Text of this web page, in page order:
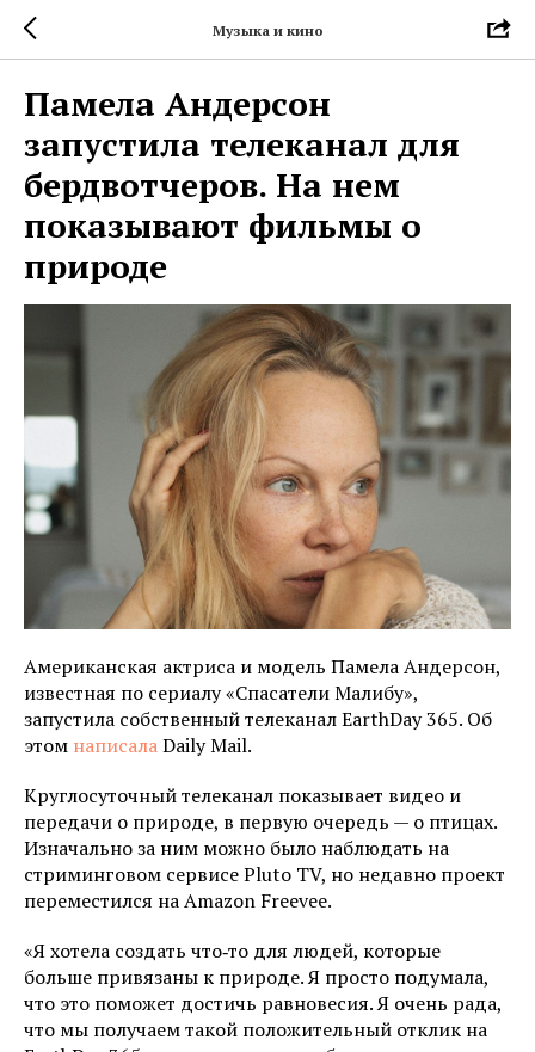
Музыка и кино
Памела Андерсон
запустила телеканал для
бердвотчеров. На нем
показывают фильмы о
природе
Американская актриса и модель Памела Андерсон,
известная по сериалу «Спасатели Малибу»,
запустила собственный телеканал EarthDay 365. Об
этом написалаDaily Mail.
Круглосуточный телеканал показывает видео и
передачи о природе, в первую очередь — о птицах.
Изначально за ним можно было наблюдать на
стриминговом сервисе Pluto TV, но недавно проект
переместился на Amazon Freevee.
«Я хотела создать что‑то для людей, которые
больше привязаны к природе. Я просто подумала,
что это поможет достичь равновесия. Я очень рада,
что мы получаем такой положительный отклик на